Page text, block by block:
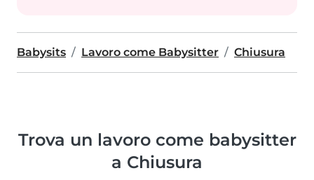
Babysits Lavoro come Babysitter Chiusura
Trova un lavoro come babysitter
a Chiusura